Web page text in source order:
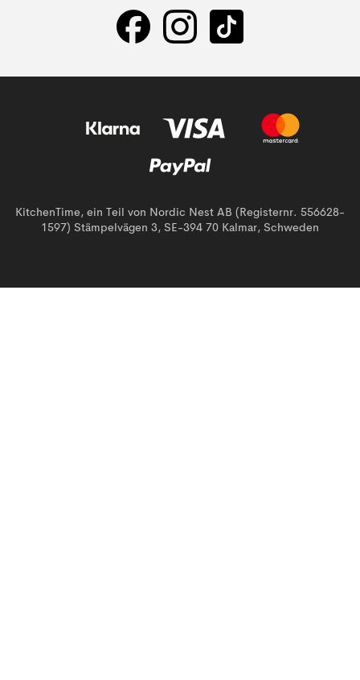
KitchenTime, ein Teil von Nordic Nest AB (Registernr. 556628-
1597) Stämpelvägen 3, SE-394 70 Kalmar, Schweden